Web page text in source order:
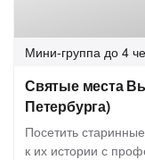
Мини-группа до 4
Святые места
Петербурга)
Посетить
к их истории с